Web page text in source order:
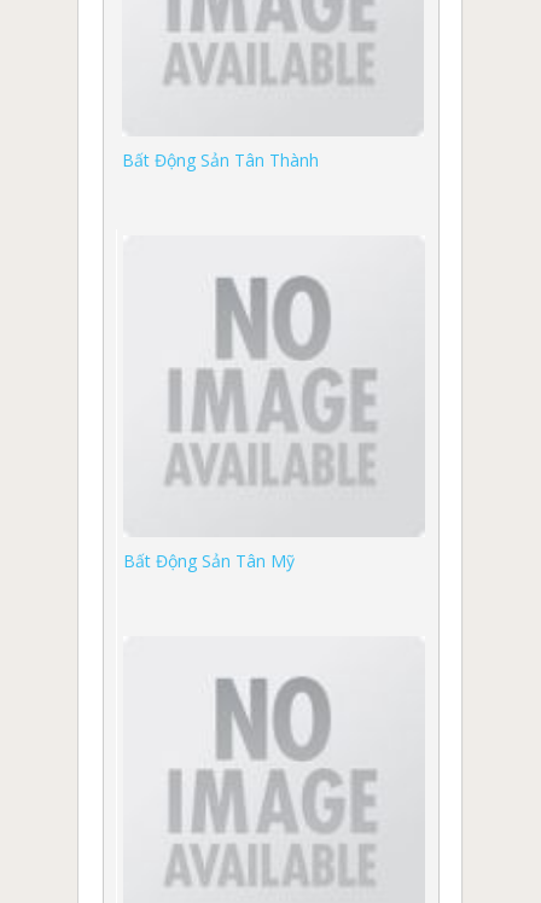
Bất Động Sản Tân Thành
Bất Động Sản Tân Mỹ